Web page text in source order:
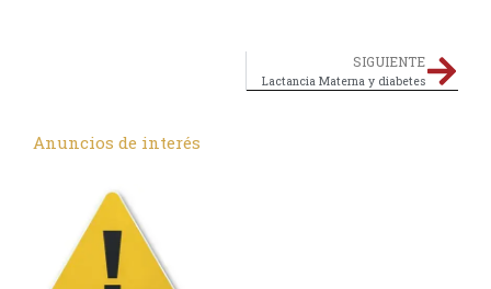
SIGUIENTE
Lactancia Materna y diabetes
Anuncios de interés